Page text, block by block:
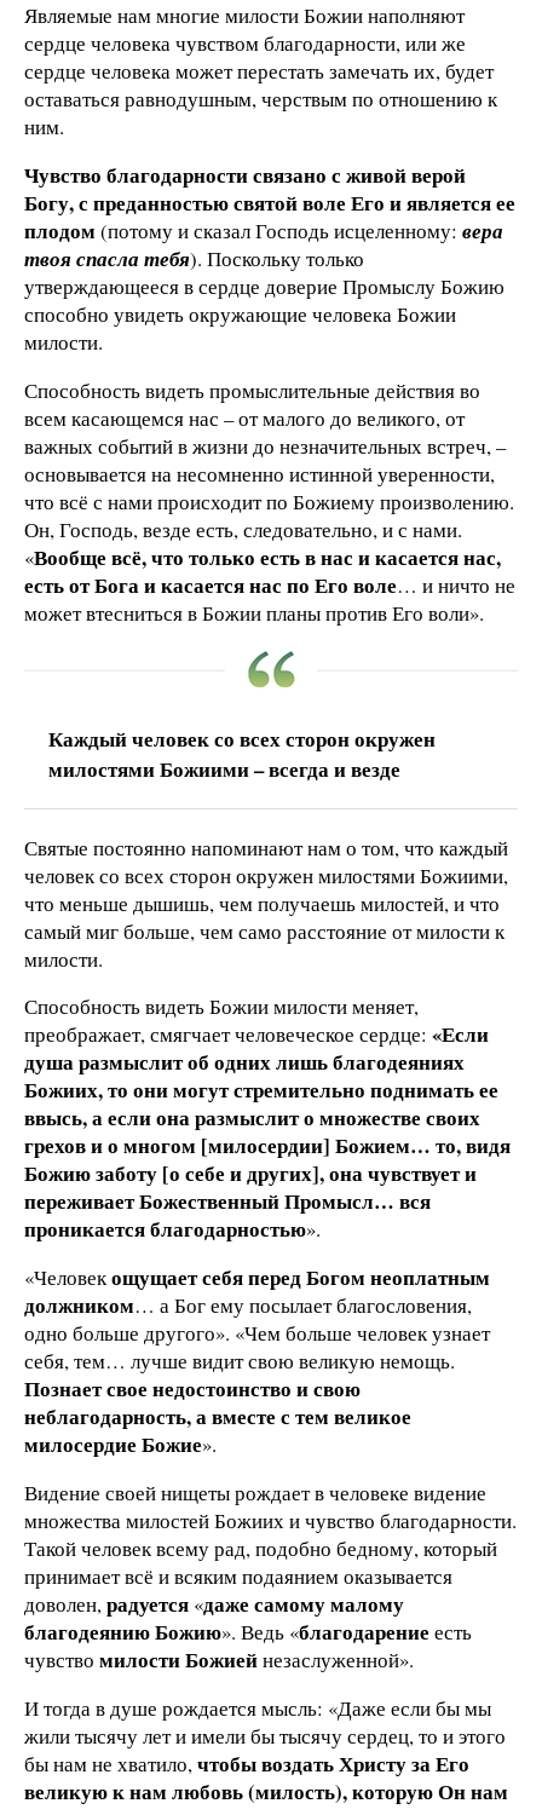
Являемые нам многие милости Божии наполняют
сердце человека чувством благодарности, или же
сердце человека может перестать замечать их, будет
оставаться равнодушным, черствым по отношению к
ним.
Чувство благодарности связано с живой верой
Богу, с преданностью святой воле Его и является ее
плодом (потому и сказал Господь исцеленному: вера
твоя спасла тебя). Поскольку только
утверждающееся в сердце доверие Промыслу Божию
способно увидеть окружающие человека Божии
милости.
Способность видеть промыслительные действия во
всем касающемся нас – от малого до великого, от
важных событий в жизни до незначительных встреч, –
основывается на несомненно истинной уверенности,
что всё с нами происходит по Божиему произволению.
Он, Господь, везде есть, следовательно, и с нами.
«Вообще всё, что только есть в нас и касается нас,
есть от Бога и касается нас по Его воле… и ничто не
может втесниться в Божии планы против Его воли».
Каждый человек со всех сторон окружен
милостями Божиими – всегда и везде
Святые постоянно напоминают нам о том, что каждый
человек со всех сторон окружен милостями Божиими,
что меньше дышишь, чем получаешь милостей, и что
самый миг больше, чем само расстояние от милости к
милости.
Способность видеть Божии милости меняет,
преображает, смягчает человеческое сердце: «Если
душа размыслит об одних лишь благодеяниях
Божиих, то они могут стремительно поднимать ее
ввысь, а если она размыслит о множестве своих
грехов и о многом [милосердии] Божием… то, видя
Божию заботу [о себе и других], она чувствует и
переживает Божественный Промысл… вся
проникается благодарностью».
«Человекощущает себя перед Богом неоплатным
должником… а Бог ему посылает благословения,
одно больше другого». «Чем больше человек узнает
себя, тем… лучше видит свою великую немощь.
Познает свое недостоинство и свою
неблагодарность, а вместе с тем великое
милосердие Божие».
Видение своей нищеты рождает в человеке видение
множества милостей Божиих и чувство благодарности.
Такой человек всему рад, подобно бедному, который
принимает всё и всяким подаянием оказывается
доволен,радуется «даже самому малому
благодеянию Божию». Ведь «благодарение есть
чувство милости Божиейнезаслуженной».
И тогда в душе рождается мысль: «Даже если бы мы
жили тысячу лет и имели бы тысячу сердец, то и этого
бы нам не хватило,чтобы воздать Христу за Его
великую к нам любовь (милость), которую Он нам